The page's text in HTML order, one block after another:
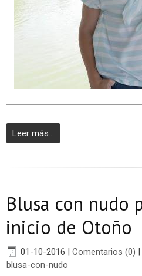
Leer más...
Blusa con nudo
inicio de Otoño
01-10-2016 | Comentarios (0) |
blusa-con-nudo